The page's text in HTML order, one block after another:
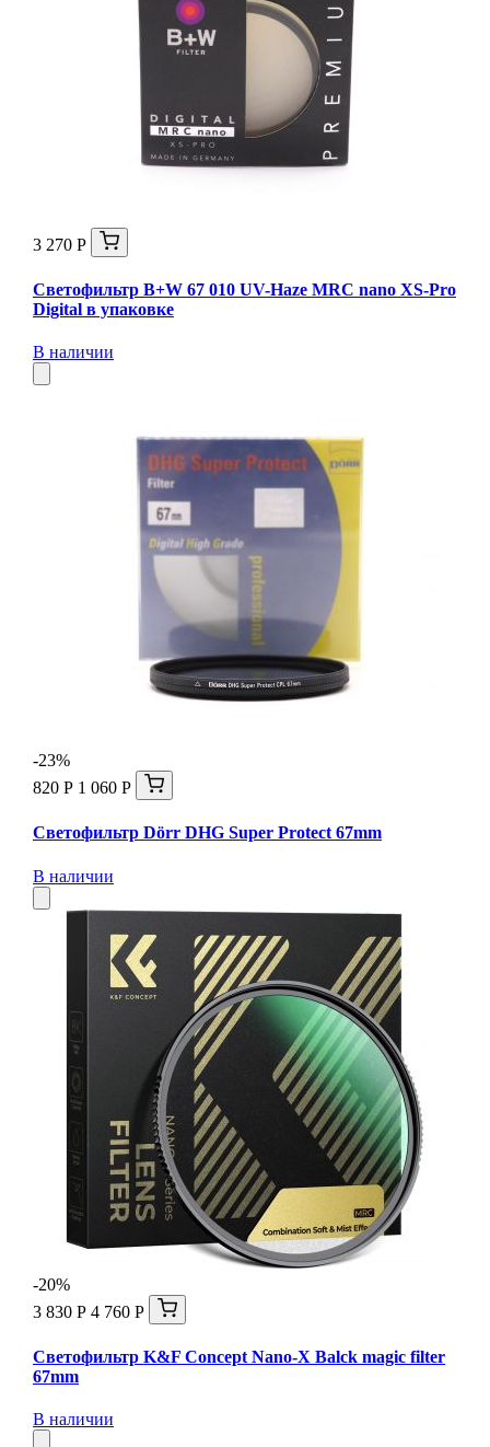
3 270 Р
Светофильтр B+W 67 010 UV-Haze MRC nano XS-Pro
Digital в упаковке
В наличии
-23%
820 Р 1 060 Р
Светофильтр Dörr DHG Super Protect 67mm
В наличии
-20%
3 830 Р 4 760 Р
Светофильтр K&F Concept Nano-X Balck magic filter
67mm
В наличии